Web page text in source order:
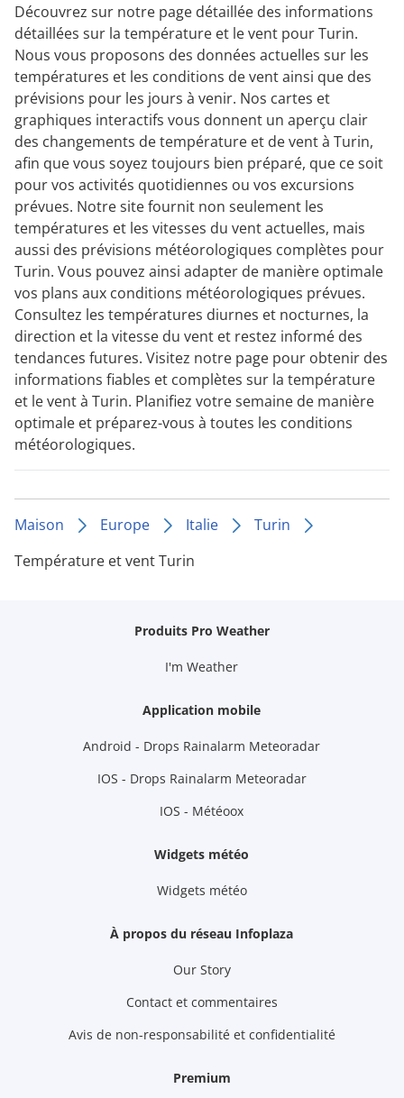
Découvrez sur notre page détaillée des informations
détaillées sur la température et le vent pour Turin.
Nous vous proposons des données actuelles sur les
températures et les conditions de vent ainsi que des
prévisions pour les jours à venir. Nos cartes et
graphiques interactifs vous donnent un aperçu clair
des changements de température et de vent à Turin,
afin que vous soyez toujours bien préparé, que ce soit
pour vos activités quotidiennes ou vos excursions
prévues. Notre site fournit non seulement les
températures et les vitesses du vent actuelles, mais
aussi des prévisions météorologiques complètes pour
Turin. Vous pouvez ainsi adapter de manière optimale
vos plans aux conditions météorologiques prévues.
Consultez les températures diurnes et nocturnes, la
direction et la vitesse du vent et restez informé des
tendances futures. Visitez notre page pour obtenir des
informations fiables et complètes sur la température
et le vent à Turin. Planifiez votre semaine de manière
optimale et préparez-vous à toutes les conditions
météorologiques.
Maison Europe Italie
Turin
Température et vent Turin
Produits Pro Weather
I'm Weather
Application mobile
Android - Drops Rainalarm Meteoradar
IOS - Drops Rainalarm Meteoradar
IOS - Météoox
Widgets météo
Widgets météo
À propos du réseau Infoplaza
Our Story
Contact et commentaires
Avis de non-responsabilité et confidentialité
Premium